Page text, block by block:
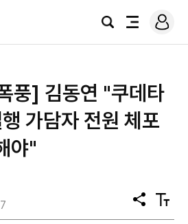
검
전
로
그
풍] 김동연 "쿠데타
가담자 전원 체포
야"
공
유
텍
스